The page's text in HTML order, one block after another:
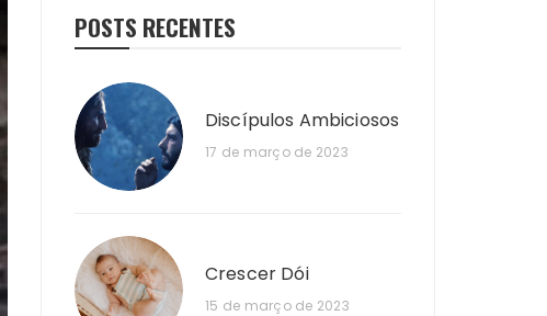
POSTS RECENTES
Discípulos Ambiciosos
17 de março de 2023
Crescer Dói
15 de março de 2023